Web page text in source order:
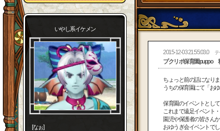
いやし系イケメン
[なぉ]
2015-12-03 21:55:03.0 テ
プクリポ保育園puppo
ちょっと前の話になり
うちの保育園にて「お
保育園のイベントとし
これまで遠足イベント
園児や保護者の皆さん
おゆうぎ会イベントで